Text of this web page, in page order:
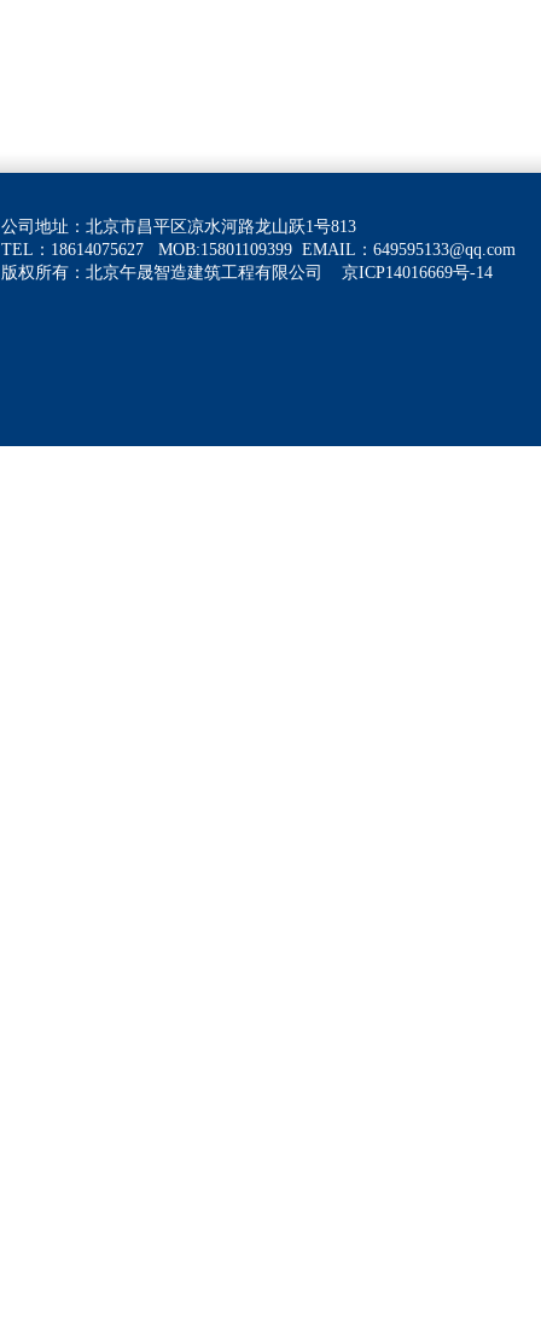
公司地址：北京市昌平区凉水河路龙山跃1号813
TEL：18614075627 MOB:15801109399 EMAIL： 649595133@qq.com
版权所有：北京午晟智造建筑工程有限公司 京ICP14016669号-14